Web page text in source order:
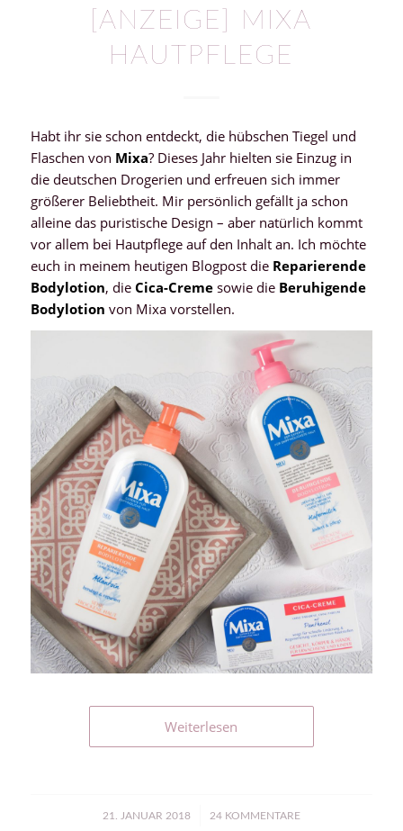
[ANZEIGE] MIXA
HAUTPFLEGE
Habt ihr sie schon entdeckt, die hübschen Tiegel und
Flaschen von Mixa? Dieses Jahr hielten sie Einzug in
die deutschen Drogerien und erfreuen sich immer
größerer Beliebtheit. Mir persönlich gefällt ja schon
alleine das puristische Design – aber natürlich kommt
vor allem bei Hautpflege auf den Inhalt an. Ich möchte
euch in meinem heutigen Blogpost die Reparierende
Bodylotion, die Cica-Cremesowie die Beruhigende
Bodylotion von Mixa vorstellen.
Weiterlesen
21. JANUAR 2018
/ 24 KOMMENTARE